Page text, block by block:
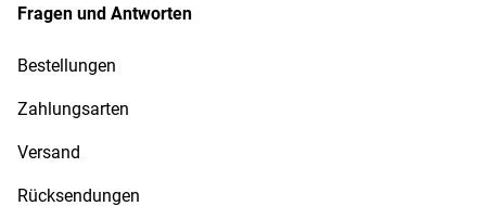
Fragen und Antworten
Bestellungen
Zahlungsarten
Versand
Rücksendungen